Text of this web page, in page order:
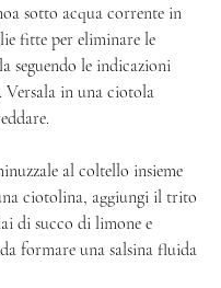
sotto acqua corrente in
fitte per eliminare le
seguendo le indicazioni
Versala in una ciotola
al coltello insieme
ciotolina, aggiungi il trito
di succo di limone e
formare una salsina fluida